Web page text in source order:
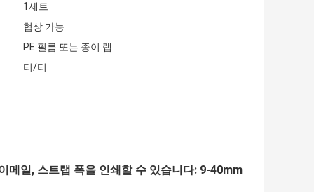
1세트
협상 가능
PE 필름 또는 종이 랩
티/티
메일, 스트랩 폭을 인쇄할 수 있습니다: 9-40mm